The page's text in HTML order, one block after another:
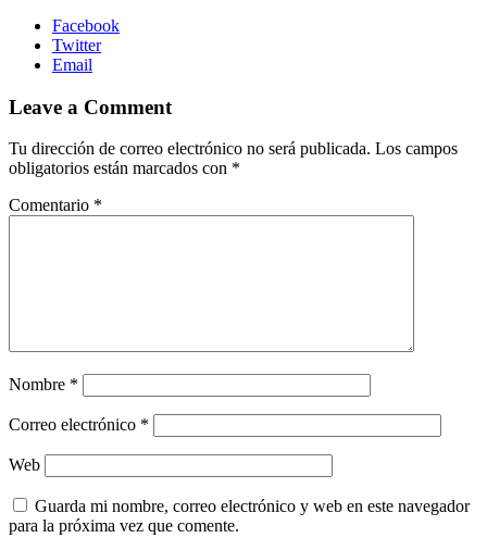
Facebook
Twitter
Email
Leave a Comment
Tu dirección de correo electrónico no será publicada. Los campos
obligatorios están marcados con *
Comentario *
Nombre *
Correo electrónico *
Web
Guarda mi nombre, correo electrónico y web en este navegador
para la próxima vez que comente.